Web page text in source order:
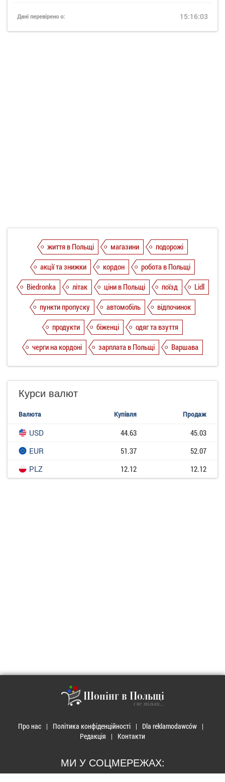
Дані перевірено о: 15:16:03
життя в Польщі магазини
подорожі
акції та знижки
кордон
робота в Польщі
Biedronka
літак ціни в Польщі поїзд
Lidl
пункти пропуску
автомобіль
відпочинок
продукти
біженці
одяг та взуття
черги на кордоні
зарплата в Польщі Варшава
Курси валют
Валюта Купівля Продаж
USD 44.63
45.03
EUR
51.37
52.07
PLZ
12.12 12.12
Шопінг в Польщі
і не тільки...
Про нас Політика конфіденційності
Dla reklamodawców
Редакція
Контакти
МИ У СОЦМЕРЕЖАХ: